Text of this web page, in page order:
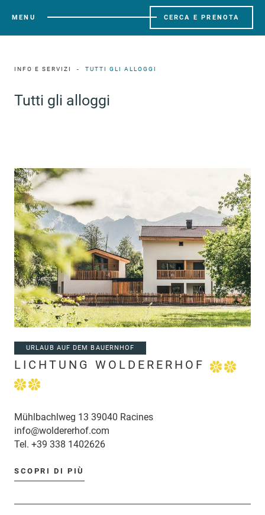
MENU CERCA E PRENOTA
INFO E SERVIZI TUTTI GLI ALLOGGI
Tutti gli alloggi
URLAUB AUF DEM BAUERNHOF
LICHTUNG WOLDERERHOF
Mühlbachlweg 13 39040 Racines
info@woldererhof.com
Tel. +39 338 1402626
SCOPRI DI PIÙ